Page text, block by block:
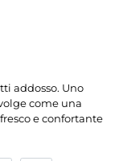
addosso. Uno
come una
e confortante